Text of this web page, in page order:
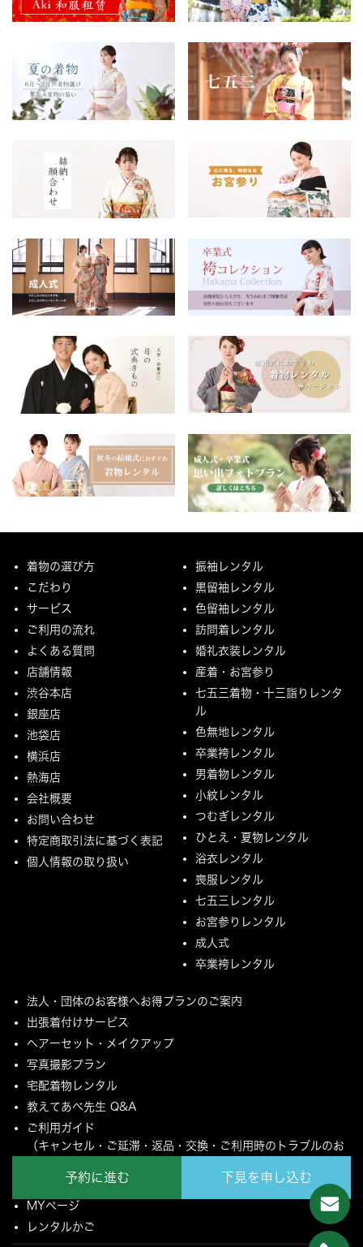
予約に進む 下見を申し込む
着物の選び方
こだわり
サービス
ご利用の流れ
よくある質問
店舗情報
渋谷本店
銀座店
池袋店
横浜店
熱海店
会社概要
お問い合わせ
特定商取引法に基づく表記
個人情報の取り扱い
振袖レンタル
黒留袖レンタル
色留袖レンタル
訪問着レンタル
婚礼衣装レンタル
産着・お宮参り
七五三着物・十三詣りレンタ
ル
色無地レンタル
卒業袴レンタル
男着物レンタル
小紋レンタル
つむぎレンタル
ひとえ・夏物レンタル
浴衣レンタル
喪服レンタル
七五三レンタル
お宮参りレンタル
成人式
卒業袴レンタル
法人・団体のお客様へお得プランのご案内
出張着付けサービス
ヘアーセット・メイクアップ
写真撮影プラン
宅配着物レンタル
教えてあべ先生 Q&A
ご利用ガイド
（キャンセル・ご延滞・返品・交換・ご利用時のトラブルのお
ご配送とご返却について
MYページ
レンタルかご